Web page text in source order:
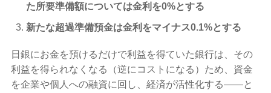
た所要準備額については金利を0%とする
新たな超過準備預金は金利をマイナス0.1%とする
日銀にお金を預けるだけで利益を得ていた銀行は、その
利益を得られなくなる（逆にコストになる）ため、資金
を企業や個人への融資に回し、経済が活性化する——と